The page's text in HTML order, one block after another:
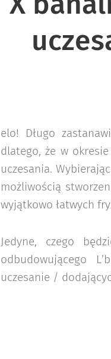
elo! Długo
dlatego, że w
uczesania.
możliwością
wyjątkowo łatwych
Jedyne, czego
odbudowującego
uczesanie /